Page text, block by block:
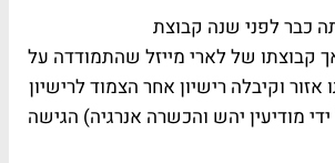
כבר לפני שנה קבוצת
קבוצתו של לארי מייזל שהתמודדה על
אזור וקיבלה רישיון אחר הצמוד לרישיון
מודיעין יהש והכשרה אנרגיה) הגישה